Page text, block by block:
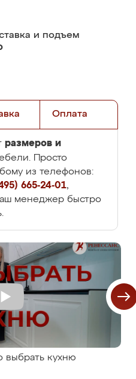
и подъем
Оплата
размеров и
Просто
из телефонов:
665-24-01,
менеджер быстро
выбрать кухню